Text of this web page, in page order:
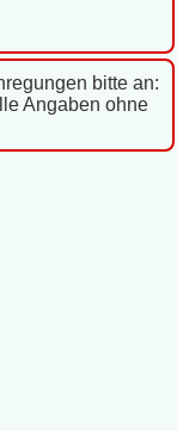
bitte an:
Angaben ohne